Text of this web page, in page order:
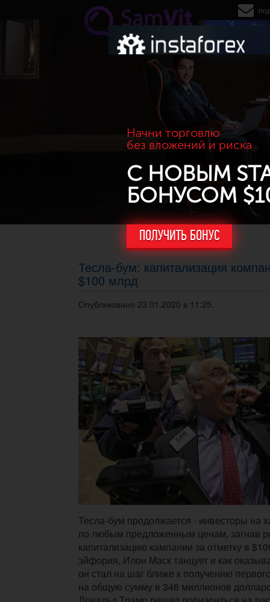
Перейти к основному содержанию
Начни торговлю
без вложений и риска
С НОВЫМ
БОНУСОМ
ПОЛУЧИТЬ БОНУС
Тесла-бум: капитализация
$100 млрд
Опубликовано 23.01.2020 в 11:25.
Тесла-бум продолжается - инвесторы на
по любым предложенным ценам, загнав
капитализацию кампании за отметку в
эйфория, Илон Маск танцует и как
он стал на шаг ближе к получению
на общую сумму в 346 миллионов